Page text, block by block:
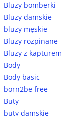
Bluzy bomberki
Bluzy damskie
bluzy męskie
Bluzy rozpinane
Bluzy z kapturem
Body
Body basic
born2be free
Buty
buty damskie